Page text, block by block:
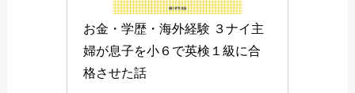
お金・学歴・海外経験 ３ナイ主
婦が息子を小６で英検１級に合
格させた話